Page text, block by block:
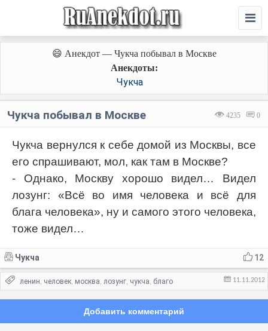
😄 Анекдот — Чукча побывал в Москве
Анекдоты:
Чукча
4235 0
Чукча побывал в Москве
Чукча вернулся к себе домой из Москвы, все
его спрашивают, мол, как там в Москве?
- Однако, Москву хорошо видел… Видел
лозунг: «Всё во имя человека и всё для
блага человека», ну и самого этого человека,
тоже видел…
12
Чукча
11.11.2012
ленин, человек, москва, лозунг, чукча, благо
Добавить комментарий